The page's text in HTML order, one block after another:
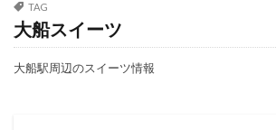
TAG
大船スイーツ
大船駅周辺のスイーツ情報